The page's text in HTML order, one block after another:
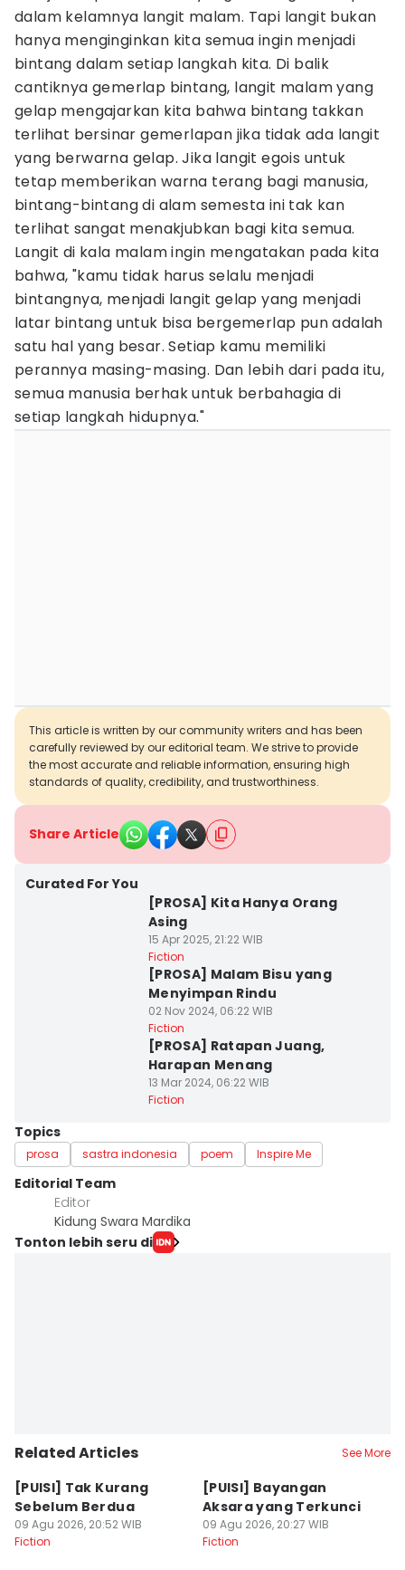
dalam kelamnya langit malam. Tapi langit bukan
hanya menginginkan kita semua ingin menjadi
bintang dalam setiap langkah kita. Di balik
cantiknya gemerlap bintang, langit malam yang
gelap mengajarkan kita bahwa bintang takkan
terlihat bersinar gemerlapan jika tidak ada langit
yang berwarna gelap. Jika langit egois untuk
tetap memberikan warna terang bagi manusia,
bintang-bintang di alam semesta ini tak kan
terlihat sangat menakjubkan bagi kita semua.
Langit di kala malam ingin mengatakan pada kita
bahwa, "kamu tidak harus selalu menjadi
bintangnya, menjadi langit gelap yang menjadi
latar bintang untuk bisa bergemerlap pun adalah
satu hal yang besar. Setiap kamu memiliki
perannya masing-masing. Dan lebih dari pada itu,
semua manusia berhak untuk berbahagia di
setiap langkah hidupnya."
This article is written by our community writers and has been
carefully reviewed by our editorial team. We strive to provide
the most accurate and reliable information, ensuring high
standards of quality, credibility, and trustworthiness.
Share Article
Curated For You
[PROSA] Kita Hanya Orang
Asing
15 Apr 2025, 21:22 WIB
Fiction
[PROSA] Malam Bisu yang
Menyimpan Rindu
02 Nov 2024, 06:22 WIB
Fiction
[PROSA] Ratapan Juang,
Harapan Menang
13 Mar 2024, 06:22 WIB
Fiction
Topics
prosa sastra indonesia poem Inspire Me
Editorial Team
Editor
Kidung Swara Mardika
Tonton lebih seru di
Related Articles See More
[PUISI] Tak Kurang
Sebelum Berdua
09 Agu 2026, 20:52 WIB
Fiction
[PUISI] Bayangan
Aksara yang Terkunci
09 Agu 2026, 20:27 WIB
Fiction